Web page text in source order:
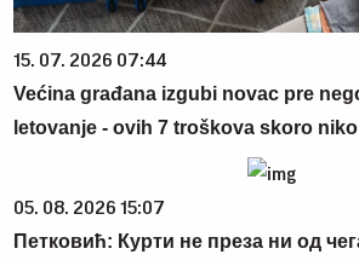
15. 07. 2026 07:44
Većina građana izgubi novac pre
letovanje - ovih 7 troškova skoro
05. 08. 2026 15:07
Петковић: Курти не преза ни од